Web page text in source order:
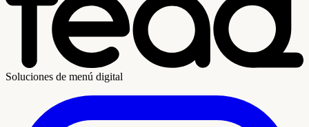
Soluciones de menú digital